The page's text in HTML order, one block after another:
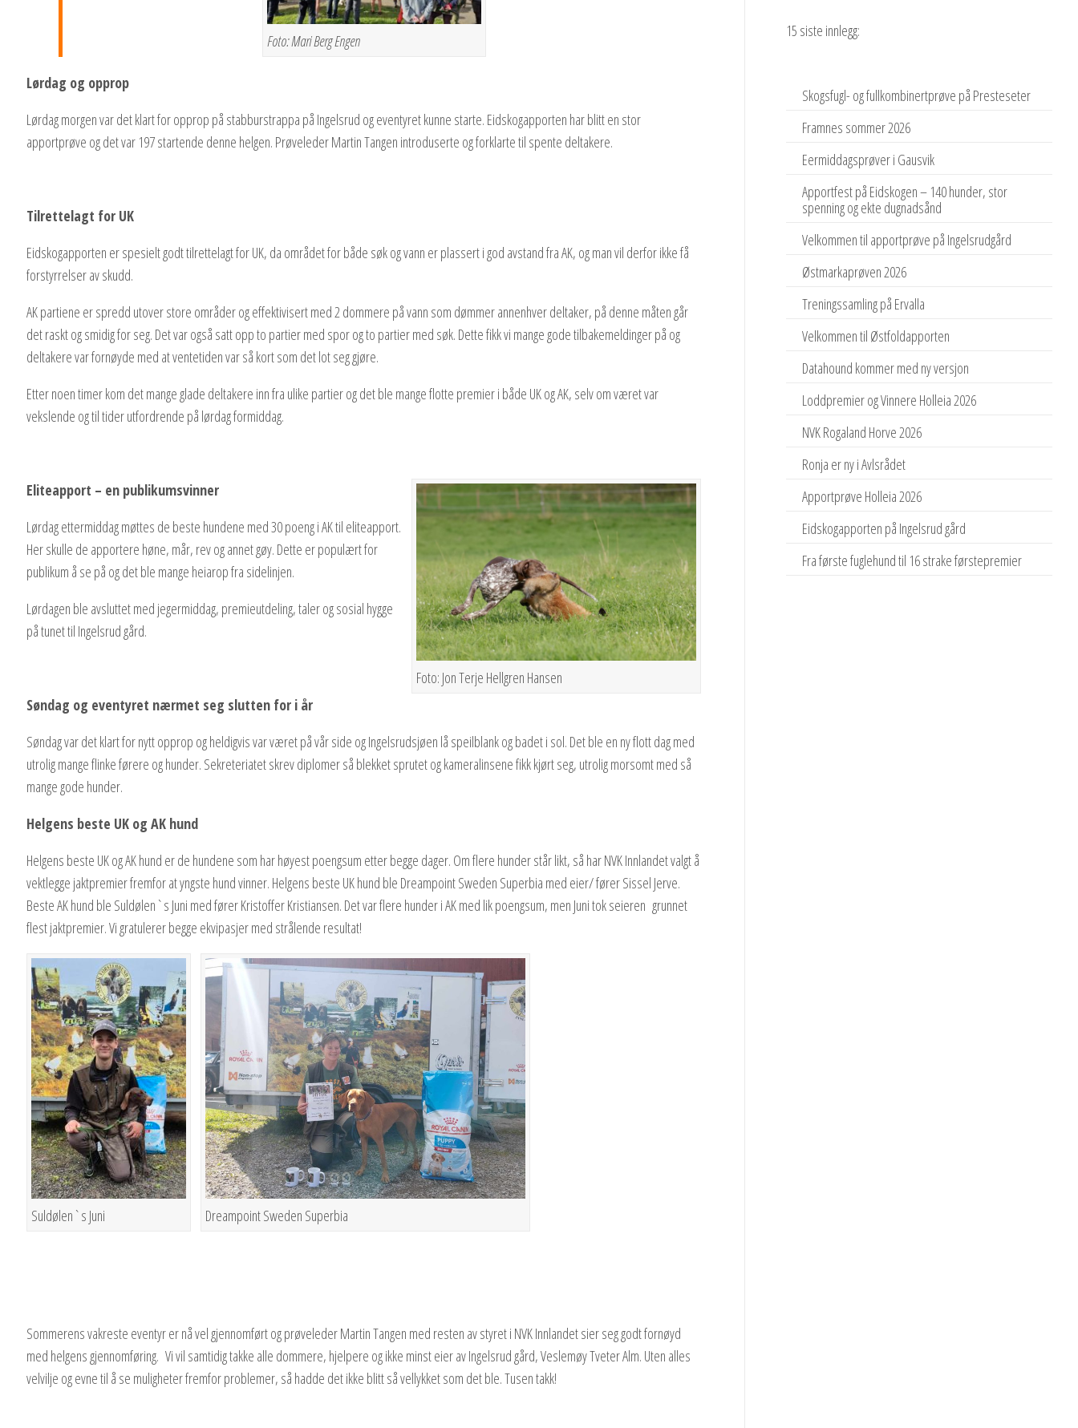
Foto: Mari Berg Engen
Lørdag og opprop
Lørdag morgen var det klart for opprop på stabburstrappa på Ingelsrud og eventyret kunne starte. Eidskogapporten har blitt en stor
apportprøve og det var 197 startende denne helgen. Prøveleder Martin Tangen introduserte og forklarte til spente deltakere.
Tilrettelagt for UK
Eidskogapporten er spesielt godt tilrettelagt for UK, da området for både søk og vann er plassert i god avstand fra AK, og man vil derfor ikke få
forstyrrelser av skudd.
AK partiene er spredd utover store områder og effektivisert med 2 dommere på vann som dømmer annenhver deltaker, på denne måten går
det raskt og smidig for seg. Det var også satt opp to partier med spor og to partier med søk. Dette fikk vi mange gode tilbakemeldinger på og
deltakere var fornøyde med at ventetiden var så kort som det lot seg gjøre.
Etter noen timer kom det mange glade deltakere inn fra ulike partier og det ble mange flotte premier i både UK og AK, selv om været var
vekslende og til tider utfordrende på lørdag formiddag.
Foto: Jon Terje Hellgren Hansen
Eliteapport – en publikumsvinner
Lørdag ettermiddag møttes de beste hundene med 30 poeng i AK til eliteapport.
Her skulle de apportere høne, mår, rev og annet gøy. Dette er populært for
publikum å se på og det ble mange heiarop fra sidelinjen.
Lørdagen ble avsluttet med jegermiddag, premieutdeling, taler og sosial hygge
på tunet til Ingelsrud gård.
Søndag og eventyret nærmet seg slutten for i år
Søndag var det klart for nytt opprop og heldigvis var været på vår side og Ingelsrudsjøen lå speilblank og badet i sol. Det ble en ny flott dag med
utrolig mange flinke førere og hunder. Sekreteriatet skrev diplomer så blekket sprutet og kameralinsene fikk kjørt seg, utrolig morsomt med så
mange gode hunder.
Helgens beste UK og AK hund
Helgens beste UK og AK hund er de hundene som har høyest poengsum etter begge dager. Om flere hunder står likt, så har NVK Innlandet valgt å
vektlegge jaktpremier fremfor at yngste hund vinner. Helgens beste UK hund ble Dreampoint Sweden Superbia med eier/ fører Sissel Jerve.
Beste AK hund ble Suldølen`s Juni med fører Kristoffer Kristiansen. Det var flere hunder i AK med lik poengsum, men Juni tok seieren grunnet
flest jaktpremier. Vi gratulerer begge ekvipasjer med strålende resultat!
Suldølen`s Juni Dreampoint Sweden Superbia
Sommerens vakreste eventyr er nå vel gjennomført og prøveleder Martin Tangen med resten av styret i NVK Innlandet sier seg godt fornøyd
med helgens gjennomføring. Vi vil samtidig takke alle dommere, hjelpere og ikke minst eier av Ingelsrud gård, Veslemøy Tveter Alm. Uten alles
velvilje og evne til å se muligheter fremfor problemer, så hadde det ikke blitt så vellykket som det ble. Tusen takk!
15 siste innlegg:
Skogsfugl- og fullkombinertprøve på Presteseter
Framnes sommer 2026
Eermiddagsprøver i Gausvik
Apportfest på Eidskogen – 140 hunder, stor
spenning og ekte dugnadsånd
Velkommen til apportprøve på Ingelsrudgård
Østmarkaprøven 2026
Treningssamling på Ervalla
Velkommen til Østfoldapporten
Datahound kommer med ny versjon
Loddpremier og Vinnere Holleia 2026
NVK Rogaland Horve 2026
Ronja er ny i Avlsrådet
Apportprøve Holleia 2026
Eidskogapporten på Ingelsrud gård
Fra første fuglehund til 16 strake førstepremier